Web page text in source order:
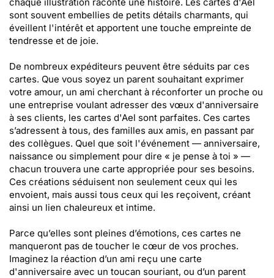
sont souvent embellies de petits détails charmants, qui
éveillent l'intérêt et apportent une touche empreinte de
tendresse et de joie.
De nombreux expéditeurs peuvent être séduits par ces
cartes. Que vous soyez un parent souhaitant exprimer
votre amour, un ami cherchant à réconforter un proche ou
une entreprise voulant adresser des vœux d'anniversaire
à ses clients, les cartes d'Ael sont parfaites. Ces cartes
s’adressent à tous, des familles aux amis, en passant par
des collègues. Quel que soit l'événement — anniversaire,
naissance ou simplement pour dire « je pense à toi » —
chacun trouvera une carte appropriée pour ses besoins.
Ces créations séduisent non seulement ceux qui les
envoient, mais aussi tous ceux qui les reçoivent, créant
ainsi un lien chaleureux et intime.
Parce qu’elles sont pleines d’émotions, ces cartes ne
manqueront pas de toucher le cœur de vos proches.
Imaginez la réaction d’un ami reçu une carte
d'anniversaire avec un toucan souriant, ou d’un parent